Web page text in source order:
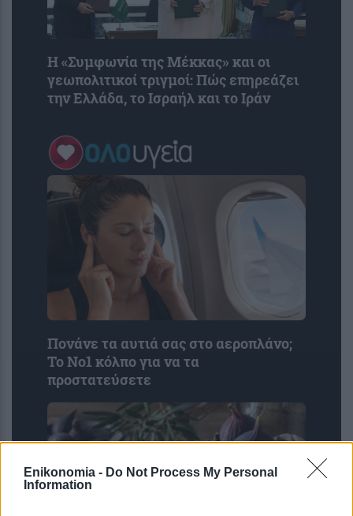
Enikonomia - Do Not Process My Personal
Information
Η «Συμφωνία της Μέκκας» και οι
γεωπολιτικοί τριγμοί: Πώς επηρεάζει
την Ελλάδα, το Ισραήλ και το Ιράν
Πονάνε τα αυτιά σας στο αεροπλάνο;
Το Νο1 κόλπο για να τα
προστατεύσετε